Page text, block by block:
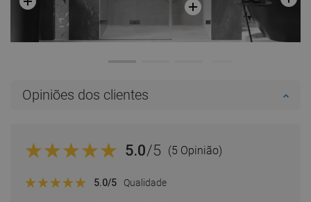
Opiniões dos clientes
5.0/5 (5 Opinião)
5.0/5 Qualidade